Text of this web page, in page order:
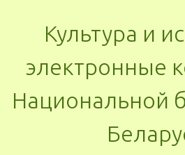
Культура и
электронные
Национальной